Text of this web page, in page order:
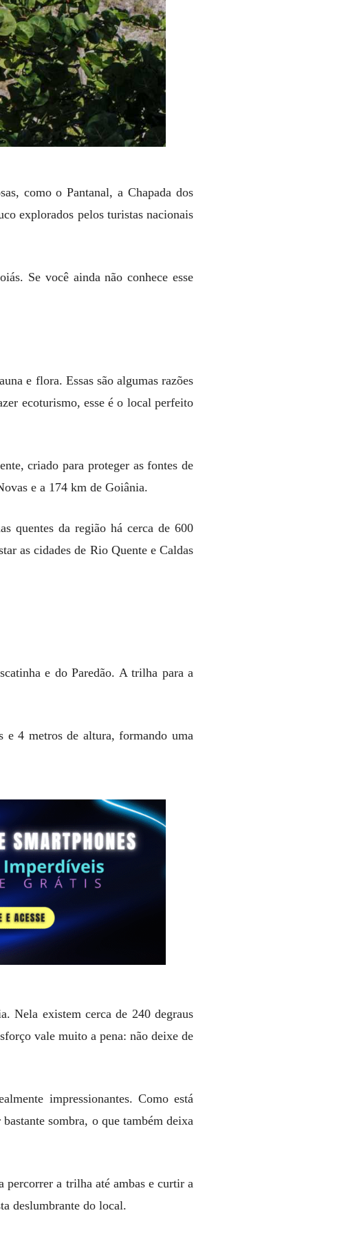
como o Pantanal, a Chapada dos
explorados pelos turistas nacionais
Se você ainda não conhece esse
e flora. Essas são algumas razões
ecoturismo, esse é o local perfeito
criado para proteger as fontes de
e a 174 km de Goiânia.
quentes da região há cerca de 600
as cidades de Rio Quente e Caldas
e do Paredão. A trilha para a
e 4 metros de altura, formando uma
Nela existem cerca de 240 degraus
vale muito a pena: não deixe de
impressionantes. Como está
sombra, o que também deixa
percorrer a trilha até ambas e curtir a
deslumbrante do local.